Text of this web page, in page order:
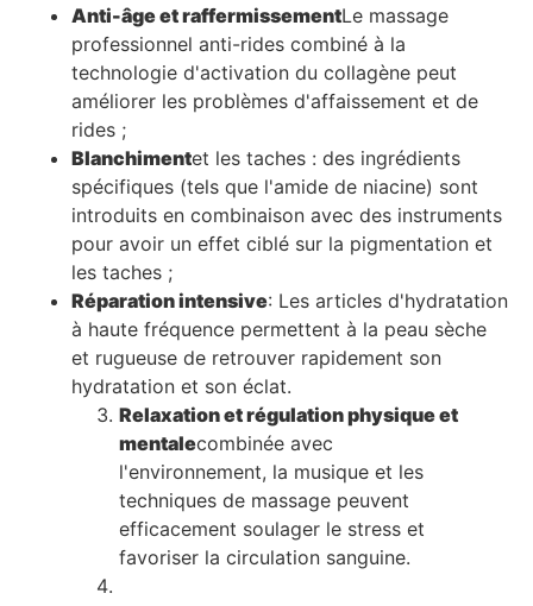
Anti-âge et raffermissementLe massage
professionnel anti-rides combiné à la
technologie d'activation du collagène peut
améliorer les problèmes d'affaissement et de
rides ;
Blanchimentet les taches : des ingrédients
spécifiques (tels que l'amide de niacine) sont
introduits en combinaison avec des instruments
pour avoir un effet ciblé sur la pigmentation et
les taches ;
Réparation intensive: Les articles d'hydratation
à haute fréquence permettent à la peau sèche
et rugueuse de retrouver rapidement son
hydratation et son éclat.
Relaxation et régulation physique et
mentalecombinée avec
l'environnement, la musique et les
techniques de massage peuvent
efficacement soulager le stress et
favoriser la circulation sanguine.